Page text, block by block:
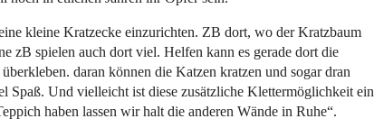
kleine Kratzecke einzurichten. ZB dort, wo der Kratzbaum
zB spielen auch dort viel. Helfen kann es gerade dort die
daran können die Katzen kratzen und sogar dran
Spaß. Und vielleicht ist diese zusätzliche Klettermöglichkeit ein
haben lassen wir halt die anderen Wände in Ruhe“.